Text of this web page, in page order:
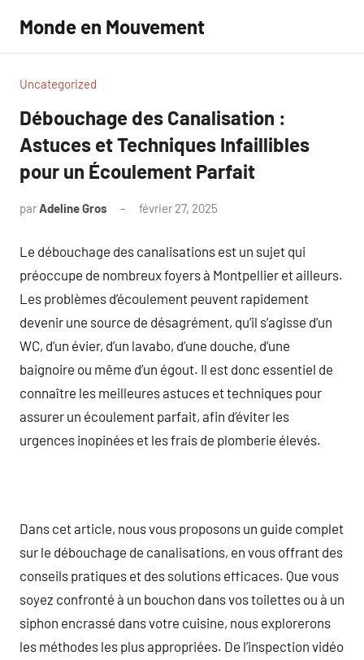
contenu
Monde en Mouvement
Uncategorized
Débouchage des Canalisation :
Astuces et Techniques Infaillibles
pour un Écoulement Parfait
parAdeline Gros février 27, 2025
Le débouchage des canalisations est un sujet qui
préoccupe de nombreux foyers à Montpellier et ailleurs.
Les problèmes d’écoulement peuvent rapidement
devenir une source de désagrément, qu’il s’agisse d’un
WC, d’un évier, d’un lavabo, d’une douche, d’une
baignoire ou même d’un égout. Il est donc essentiel de
connaître les meilleures astuces et techniques pour
assurer un écoulement parfait, afin d’éviter les
urgences inopinées et les frais de plomberie élevés.
Dans cet article, nous vous proposons un guide complet
sur le débouchage de canalisations, en vous offrant des
conseils pratiques et des solutions efficaces. Que vous
soyez confronté à un bouchon dans vos toilettes ou à un
siphon encrassé dans votre cuisine, nous explorerons
les méthodes les plus appropriées. De l’inspection vidéo